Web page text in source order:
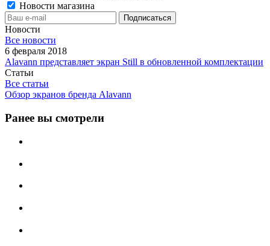
Новости магазина
Новости
Все новости
6 февраля 2018
Alavann представляет экран Still в обновленной комплектации
Статьи
Все статьи
Обзор экранов бренда Alavann
Ранее вы смотрели